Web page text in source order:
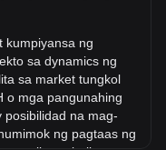
rate ng Ethereum
ng 10.41%
kumpiyansa ng
sa dynamics ng
sa market tungkol
o mga pangunahing
posibilidad na mag-
ng pagtaas ng